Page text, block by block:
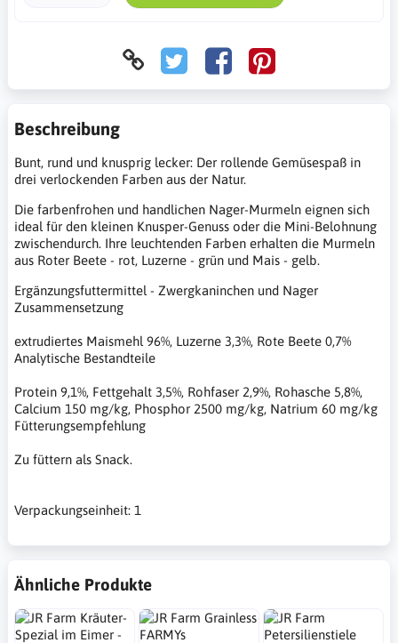
Beschreibung
Bunt, rund und knusprig lecker: Der rollende Gemüsespaß in
drei verlockenden Farben aus der Natur.
Die farbenfrohen und handlichen Nager-Murmeln eignen sich
ideal für den kleinen Knusper-Genuss oder die Mini-Belohnung
zwischendurch. Ihre leuchtenden Farben erhalten die Murmeln
aus Roter Beete - rot, Luzerne - grün und Mais - gelb.
Ergänzungsfuttermittel - Zwergkaninchen und Nager
Zusammensetzung
extrudiertes Maismehl 96%, Luzerne 3,3%, Rote Beete 0,7%
Analytische Bestandteile
Protein 9,1%, Fettgehalt 3,5%, Rohfaser 2,9%, Rohasche 5,8%,
Calcium 150 mg/kg, Phosphor 2500 mg/kg, Natrium 60 mg/kg
Fütterungsempfehlung
Zu füttern als Snack.
Verpackungseinheit: 1
Ähnliche Produkte